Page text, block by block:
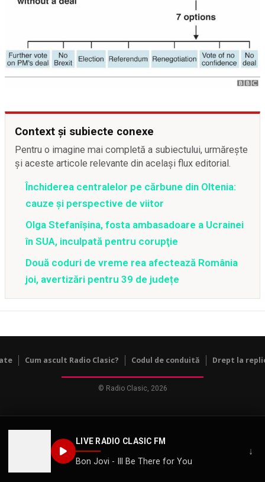
LIVE RADIO CLASIC FM
Bon Jovi - Ill Be There for You
↓
Context și subiecte conexe
Pentru o imagine mai completă a subiectului, urmărește
și aceste articole relevante din același flux editorial.
Închiderea centralelor pe cărbune din Oltenia:
cauze și perspective de viitor
Olga Stefanîşina, fosta ambasadoare a Ucrainei
în SUA, inculpată pentru corupţie
Două coduri de vreme rea afectează România
joi, avertizări pentru 39 de județe
Cum ascult Radio Clasic? Codul de conduită Drept la
© Radio Clasic, 2026